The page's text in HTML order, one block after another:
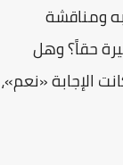
ومناقشة
حقاً؟ وهل
الإجابة «نعم»،